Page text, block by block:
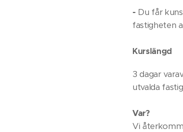
- Du får
fastigheten
Kurslängd
3 dagar
utvalda
Var?
Vi